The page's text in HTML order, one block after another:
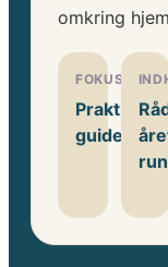
omkring
Praktiske
guides